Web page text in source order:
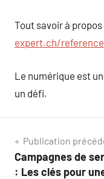
Tout savoir à propos
expert.ch/
Le numérique est
un défi.
Navigation
de
Publication
Campagnes de
: Les clés pour